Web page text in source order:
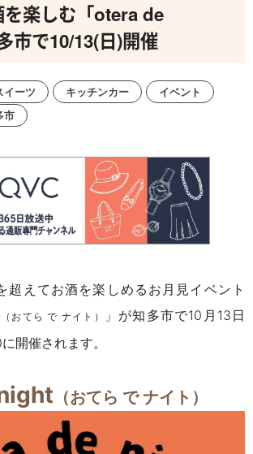
を楽しむ「otera de
市で10/13(日)開催
イーツ キッチンカー
イベント
市
超えてお酒を楽しめるお月見イベント
（おてら で ナイト）
」が知多市で10月13日
開催されます。
（おてら で ナイト）